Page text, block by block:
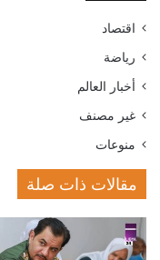
اقتصاد
رياضة
أخبار العالم
غير مصنف
منوعات
مقالات ذات صلة